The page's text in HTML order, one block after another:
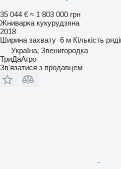
35 044 € ≈ 1 803 000 грн
Жниварка кукурудзяна
2018
Ширина захвату 6 м Кількість
Україна, Звенигородка
ТриДаАгро
Зв'язатися з продавцем